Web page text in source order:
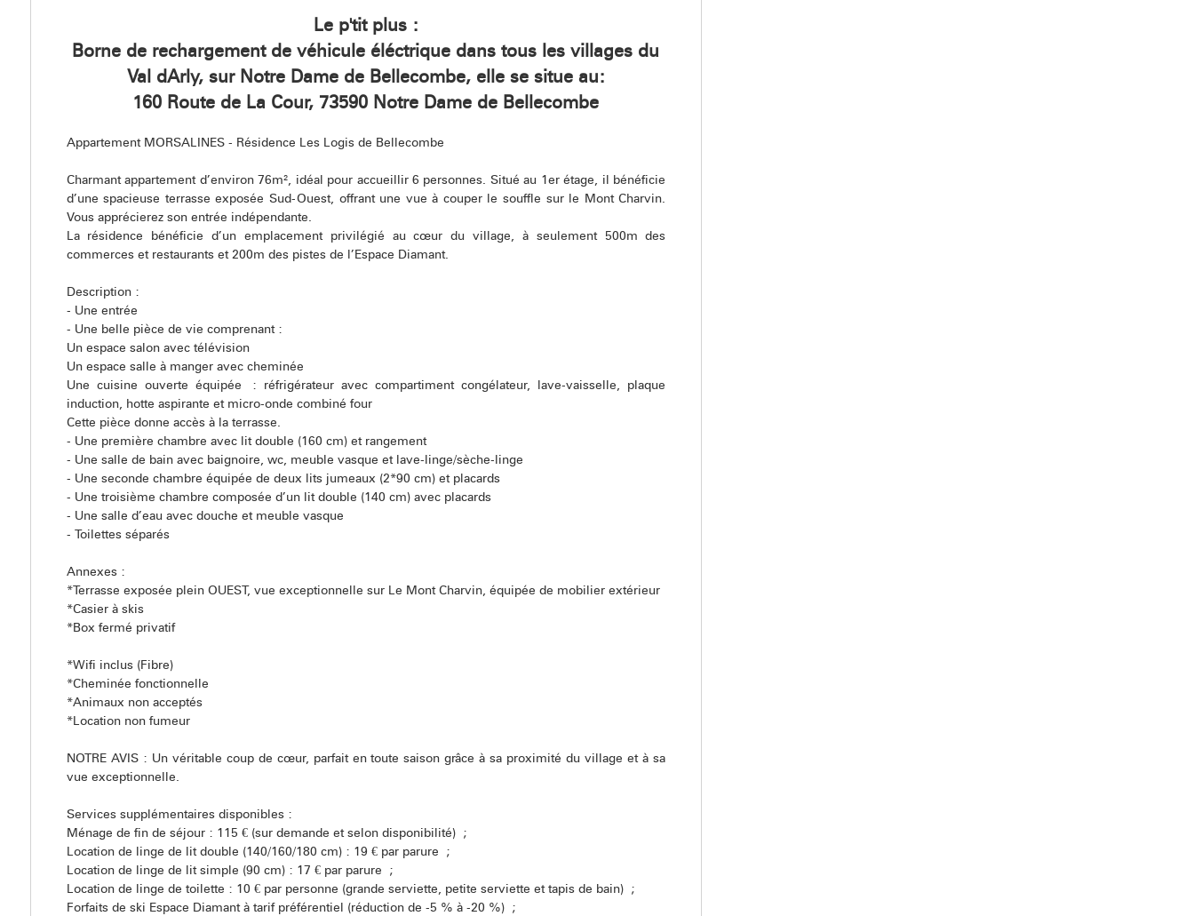
Le p'tit plus :
Borne de rechargement de véhicule éléctrique dans tous les villages du
Val dArly, sur Notre Dame de Bellecombe, elle se situe au:
160 Route de La Cour, 73590 Notre Dame de Bellecombe
Appartement MORSALINES - Résidence Les Logis de Bellecombe
Charmant appartement d’environ 76m², idéal pour accueillir 6 personnes. Situé au 1er étage, il bénéficie
d’une spacieuse terrasse exposée Sud-Ouest, offrant une vue à couper le souffle sur le Mont Charvin.
Vous apprécierez son entrée indépendante.
La résidence bénéficie d’un emplacement privilégié au cœur du village, à seulement 500m des
commerces et restaurants et 200m des pistes de l’Espace Diamant.
Description :
- Une entrée
- Une belle pièce de vie comprenant :
Un espace salon avec télévision
Un espace salle à manger avec cheminée
Une cuisine ouverte équipée : réfrigérateur avec compartiment congélateur, lave-vaisselle, plaque
induction, hotte aspirante et micro-onde combiné four
Cette pièce donne accès à la terrasse.
- Une première chambre avec lit double (160 cm) et rangement
- Une salle de bain avec baignoire, wc, meuble vasque et lave-linge/sèche-linge
- Une seconde chambre équipée de deux lits jumeaux (2*90 cm) et placards
- Une troisième chambre composée d’un lit double (140 cm) avec placards
- Une salle d’eau avec douche et meuble vasque
- Toilettes séparés
Annexes :
*Terrasse exposée plein OUEST, vue exceptionnelle sur Le Mont Charvin, équipée de mobilier extérieur
*Casier à skis
*Box fermé privatif
*Wifi inclus (Fibre)
*Cheminée fonctionnelle
*Animaux non acceptés
*Location non fumeur
NOTRE AVIS : Un véritable coup de cœur, parfait en toute saison grâce à sa proximité du village et à sa
vue exceptionnelle.
Services supplémentaires disponibles :
Ménage de fin de séjour : 115 € (sur demande et selon disponibilité) ;
Location de linge de lit double (140/160/180 cm) : 19 € par parure ;
Location de linge de lit simple (90 cm) : 17 € par parure ;
Location de linge de toilette : 10 € par personne (grande serviette, petite serviette et tapis de bain) ;
Forfaits de ski Espace Diamant à tarif préférentiel (réduction de -5 % à -20 %) ;